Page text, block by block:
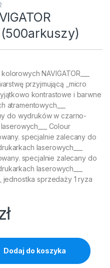
NAVIGATOR___
przyjmującą _micro
kontrastowe i barwne
do wydruków w czarno-
Colour
specjalnie zalecany do
laserowych___
specjalnie zalecany do
laserowych___
jednostka sprzedaży 1 ryza
100g (500arkuszy)
Dodaj do koszyka